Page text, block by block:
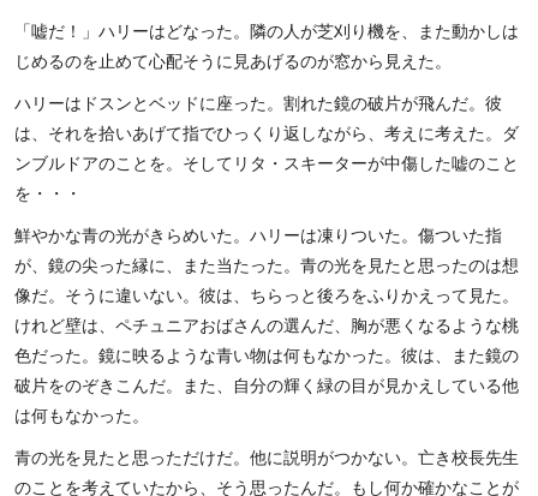
「嘘だ！」ハリーはどなった。隣の人が芝刈り機を、また動かしは
じめるのを止めて心配そうに見あげるのが窓から見えた。
ハリーはドスンとベッドに座った。割れた鏡の破片が飛んだ。彼
は、それを拾いあげて指でひっくり返しながら、考えに考えた。ダ
ンブルドアのことを。そしてリタ・スキーターが中傷した嘘のこと
を・・・
鮮やかな青の光がきらめいた。ハリーは凍りついた。傷ついた指
が、鏡の尖った縁に、また当たった。青の光を見たと思ったのは想
像だ。そうに違いない。彼は、ちらっと後ろをふりかえって見た。
けれど壁は、ペチュニアおばさんの選んだ、胸が悪くなるような桃
色だった。鏡に映るような青い物は何もなかった。彼は、また鏡の
破片をのぞきこんだ。また、自分の輝く緑の目が見かえしている他
は何もなかった。
青の光を見たと思っただけだ。他に説明がつかない。亡き校長先生
のことを考えていたから、そう思ったんだ。もし何か確かなことが